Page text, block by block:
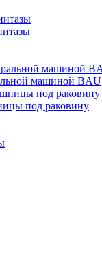
машиной BAU
под раковину